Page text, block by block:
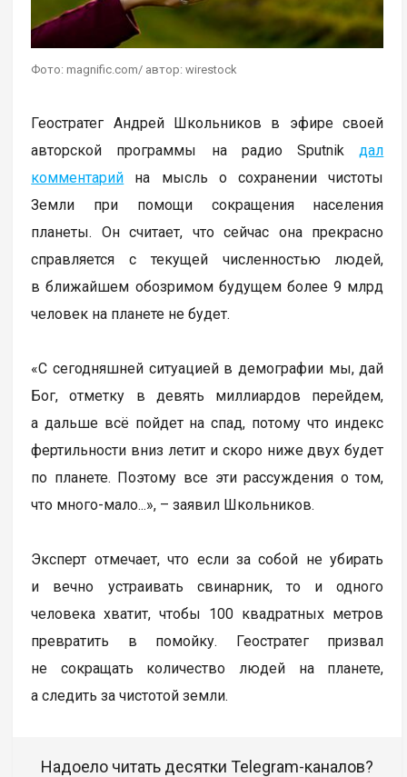
Фото: magnific.com/ автор: wirestock
Геостратег Андрей Школьников в эфире своей
авторской программы на радио Sputnikдал
комментарий на мысль о сохранении чистоты
Земли при помощи сокращения населения
планеты. Он считает, что сейчас она прекрасно
справляется с текущей численностью людей,
в ближайшем обозримом будущем более 9 млрд
человек на планете не будет.
«С сегодняшней ситуацией в демографии мы, дай
Бог, отметку в девять миллиардов перейдем,
а дальше всё пойдет на спад, потому что индекс
фертильности вниз летит и скоро ниже двух будет
по планете. Поэтому все эти рассуждения о том,
что много-мало...», – заявил Школьников.
Эксперт отмечает, что если за собой не убирать
и вечно устраивать свинарник, то и одного
человека хватит, чтобы 100 квадратных метров
превратить в помойку. Геостратег призвал
не сокращать количество людей на планете,
а следить за чистотой земли.
Надоело читать десятки Telegram-каналов?